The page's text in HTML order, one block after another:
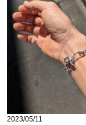
2023/05/11